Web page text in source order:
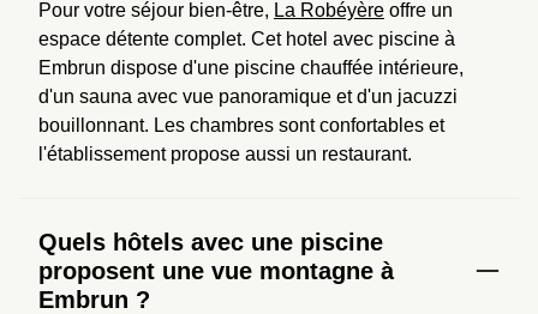
Pour votre séjour bien-être, La Robéyère offre un
espace détente complet. Cet hotel avec piscine à
Embrun dispose d'une piscine chauffée intérieure,
d'un sauna avec vue panoramique et d'un jacuzzi
bouillonnant. Les chambres sont confortables et
l'établissement propose aussi un restaurant.
Quels hôtels avec une piscine
proposent une vue montagne à
Embrun ?